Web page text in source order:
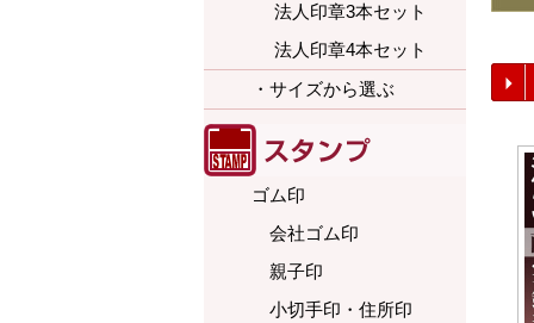
法人印章3本セット
法人印章4本セット
・サイズから選ぶ
ゴム印
会社ゴム印
親子印
小切手印・住所印